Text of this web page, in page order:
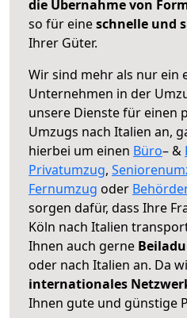
die Übernahme von
so für eineschnelle und
Ihrer Güter.
Wir sind mehr als nur ein
Unternehmen in der
unsere Dienste für einen
Umzugs nach Italien an,
hierbei um einen Büro– &
Privatumzug,
Fernumzug oder
sorgen dafür, dass Ihre
Köln nach Italien
Ihnen auch gerne
oder nach Italien an. Da
internationales
Ihnen gute und günstige